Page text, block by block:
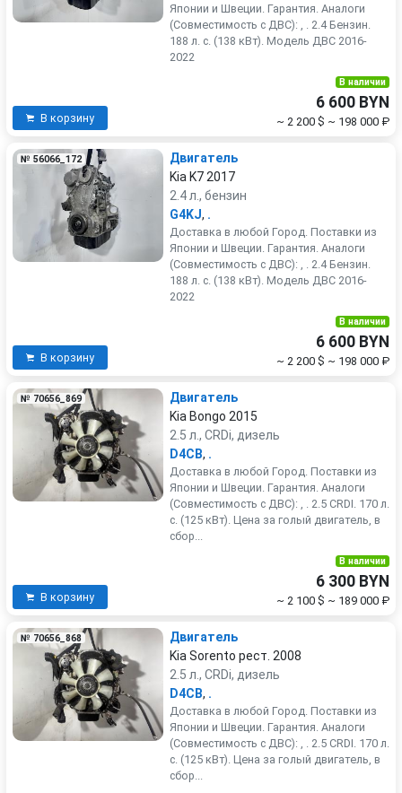
Японии и Швеции. Гарантия. Аналоги
(Совместимость с ДВС): , . 2.4 Бензин.
188 л. с. (138 кВт). Модель ДВС 2016-
2022
В корзину
В наличии
6 600 BYN
~ 2 200 $ ~ 198 000 ₽
№ 56066_172
Двигатель
Kia K7 2017
2.4 л., бензин
G4KJ, .
Доставка в любой Город. Поставки из
Японии и Швеции. Гарантия. Аналоги
(Совместимость с ДВС): , . 2.4 Бензин.
188 л. с. (138 кВт). Модель ДВС 2016-
2022
В корзину
В наличии
6 600 BYN
~ 2 200 $ ~ 198 000 ₽
№ 70656_869
Двигатель
Kia Bongo 2015
2.5 л., CRDi, дизель
D4CB, .
Доставка в любой Город. Поставки из
Японии и Швеции. Гарантия. Аналоги
(Совместимость с ДВС): , . 2.5 CRDI. 170 л.
с. (125 кВт). Цена за голый двигатель, в
сбор...
В корзину
В наличии
6 300 BYN
~ 2 100 $ ~ 189 000 ₽
№ 70656_868
Двигатель
Kia Sorento рест. 2008
2.5 л., CRDi, дизель
D4CB, .
Доставка в любой Город. Поставки из
Японии и Швеции. Гарантия. Аналоги
(Совместимость с ДВС): , . 2.5 CRDI. 170 л.
с. (125 кВт). Цена за голый двигатель, в
сбор...